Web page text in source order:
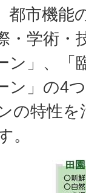
都市機能
・学術・
ン」、「
ン」の4
の特性
。